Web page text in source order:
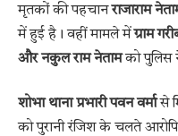
मृतकों की पहचानराजाराम
में हुई है। वहीं मामले मेंग्राम
और नकुल राम नेतामको पुलिस
शोभा थाना प्रभारी पवन वर्मासे
को पुरानी रंजिश के चलते